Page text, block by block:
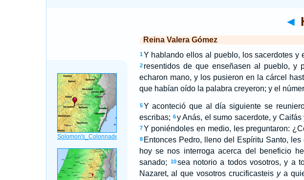
◄
Reina Valera Gómez
1 Y hablando ellos al pueblo, los sacerdotes y
2 resentidos de que enseñasen al pueblo, y
echaron mano, y los pusieron en la cárcel
que habían oído la palabra creyeron; y el
5 Y aconteció que al día siguiente se
escribas; 6y Anás, el sumo sacerdote, y
7 Y poniéndoles en medio, les preguntaron:
8 Entonces Pedro, lleno del Espíritu Santo,
hoy se nos interroga acerca del beneficio
sanado;
10sea notorio a todos vosotros, y a
Nazaret, al que vosotros crucificasteis ya